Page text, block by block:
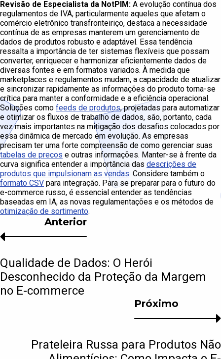
Revisão de Especialista da NotPIM: A evolução contínua dos
regulamentos de IVA, particularmente aqueles que afetam o
comércio eletrônico transfronteiriço, destaca a necessidade
contínua de as empresas manterem um gerenciamento de
dados de produtos robusto e adaptável. Essa tendência
ressalta a importância de ter sistemas flexíveis que possam
converter, enriquecer e harmonizar eficientemente dados de
diversas fontes e em formatos variados. À medida que
marketplaces e regulamentos mudam, a capacidade de atualizar
e sincronizar rapidamente as informações do produto torna-se
crítica para manter a conformidade e a eficiência operacional.
Soluções como feeds de produtos, projetadas para automatizar
e otimizar os fluxos de trabalho de dados, são, portanto, cada
vez mais importantes na mitigação dos desafios colocados por
essa dinâmica de mercado em evolução. As empresas
precisam ter uma forte compreensão de como gerenciar suas
tabelas de preços e outras informações. Manter-se à frente da
curva significa entender a importância das descrições de
produtos que impulsionam as vendas. Considere também o
formato CSV para integração. Para se preparar para o futuro do
e-commerce russo, é essencial entender as tendências
baseadas em IA, as novas regulamentações e os métodos de
otimização de sortimento.
Próximo
Prateleira Russa para Produtos Não
Anterior
Qualidade de Dados: O Herói
Desconhecido da Proteção da Margem
no E-commerce